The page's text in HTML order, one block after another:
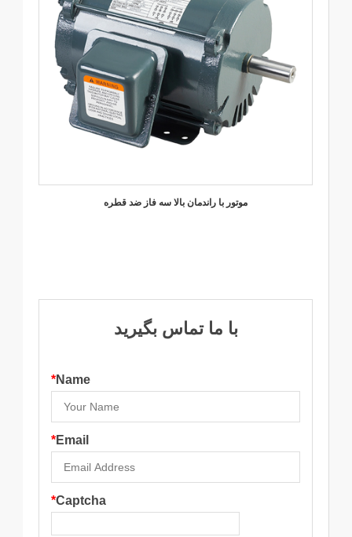
موتور با راندمان بالا سه فاز ضد قطره
با ما تماس بگیرید
*Name
*Email
*Captcha